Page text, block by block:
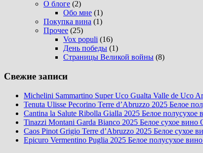
О блоге (2)
Обо мне (1)
Покупка вина (1)
Прочее (25)
Vox populi (16)
День победы (1)
Страницы Великой войны (8)
Свежие записи
Michelini Sammartino Super Uco Gualta Valle de Uco
Tenuta Ulisse Pecorino Terre d’Abruzzo 2025 Белое
Cantina la Salute Ribolla Gialla 2025 Белое полусухое
Tinazzi Montani Garda Bianco 2025 Белое сухое вино
Caos Pinot Grigio Terre d’Abruzzo 2025 Белое сухое
Epicuro Vermentino Puglia 2025 Белое полусухое